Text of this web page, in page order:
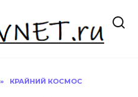
» КРАЙНИЙ КОСМОС